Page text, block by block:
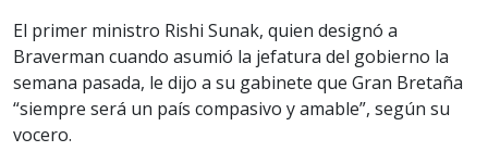
El primer ministro Rishi Sunak, quien designó a
Braverman cuando asumió la jefatura del gobierno la
semana pasada, le dijo a su gabinete que Gran Bretaña
“siempre será un país compasivo y amable”, según su
vocero.